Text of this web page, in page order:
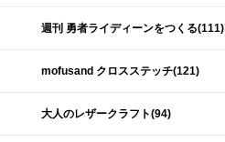
週刊 勇者ライディーンをつくる(111)
mofusand クロスステッチ(121)
大人のレザークラフト(94)